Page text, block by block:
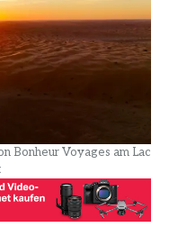
Bonheur Voyages am Lac